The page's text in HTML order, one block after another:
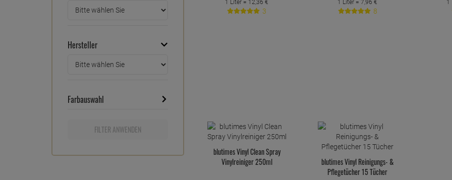
Hersteller
Farbauswahl
FILTER ANWENDEN
1 Liter = 12,36 €
3
1 Liter =7,96 €
8
1
blutimes Vinyl Clean Spray
Vinylreiniger 250ml
blutimes Vinyl Reinigungs- &
Pflegetücher 15 Tücher